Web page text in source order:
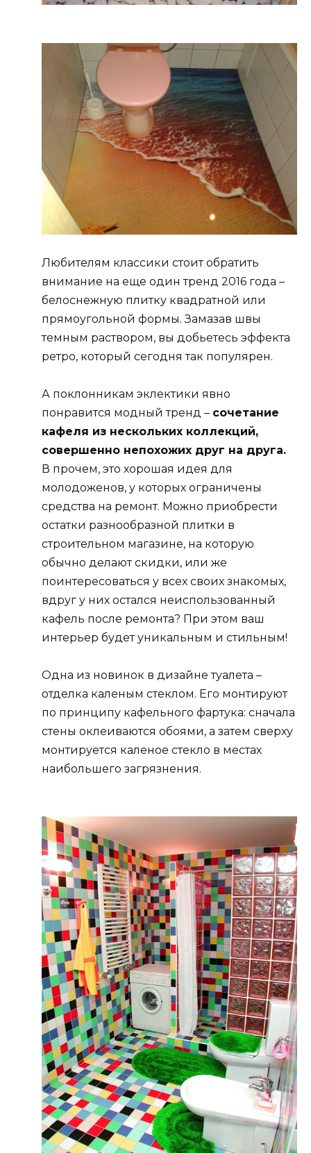
Любителям классики стоит обратить
внимание на еще один тренд 2016 года –
белоснежную плитку квадратной или
прямоугольной формы. Замазав швы
темным раствором, вы добьетесь эффекта
ретро, который сегодня так популярен.
А поклонникам эклектики явно
понравится модный тренд – сочетание
кафеля из нескольких коллекций,
совершенно непохожих друг на друга.
В прочем, это хорошая идея для
молодоженов, у которых ограничены
средства на ремонт. Можно приобрести
остатки разнообразной плитки в
строительном магазине, на которую
обычно делают скидки, или же
поинтересоваться у всех своих знакомых,
вдруг у них остался неиспользованный
кафель после ремонта? При этом ваш
интерьер будет уникальным и стильным!
Одна из новинок в дизайне туалета –
отделка каленым стеклом. Его монтируют
по принципу кафельного фартука: сначала
стены оклеиваются обоями, а затем сверху
монтируется каленое стекло в местах
наибольшего загрязнения.